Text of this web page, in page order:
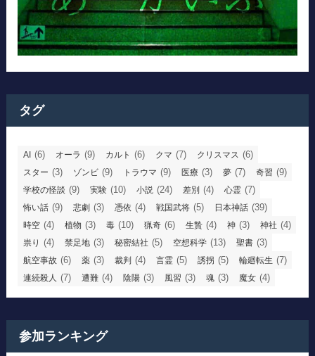
タグ
AI (6) オーラ (9) カルト (6) クマ (7) クリスマス (6)
スター (3) ゾンビ (9) トラウマ (9) 医療 (3) 夢 (7) 奇習 (9)
学校の怪談 (9) 実験 (10) 小説 (24) 差別 (4) 心霊 (7)
怖い話 (9) 悲劇 (3) 憑依 (4) 戦国武将 (5) 日本神話 (39)
時空 (4) 植物 (3) 毒 (10) 猟奇 (6) 生贄 (4) 神 (3) 神社 (4)
祟り (4) 禁足地 (3) 秘密結社 (5) 空想科学 (13) 聖書 (3)
航空事故 (6) 薬 (3) 裁判 (4) 言霊 (5) 誘拐 (5) 輪廻転生 (7)
連続殺人 (7) 遭難 (4) 陰陽 (3) 風習 (3) 魂 (3) 魔女 (4)
参加ランキング